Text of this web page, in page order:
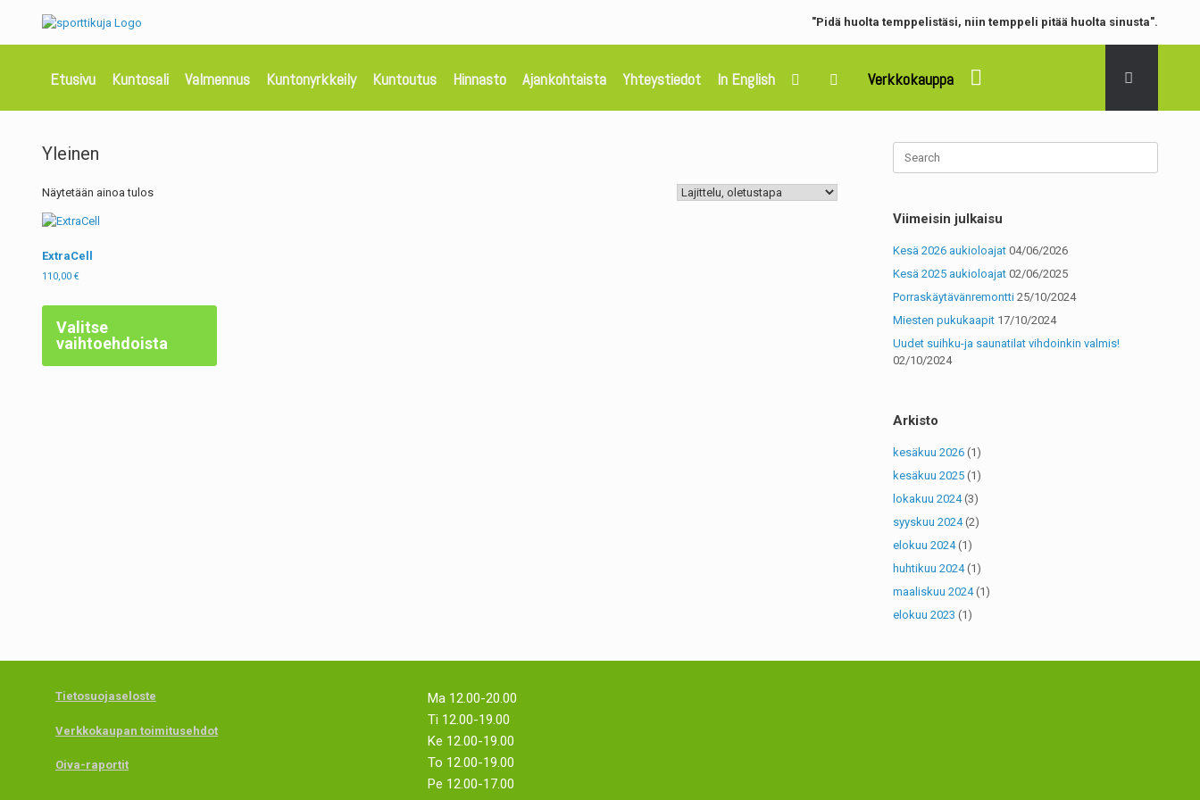
"Pidä huolta temppelistäsi, niin temppeli pitää huolta sinusta".
Etusivu Kuntosali Valmennus Kuntonyrkkeily Kuntoutus Hinnasto Ajankohtaista Yhteystiedot In English Verkkokauppa
Yleinen
Näytetään ainoa tulos
ExtraCell
110,00 €
Valitse
vaihtoehdoista
Viimeisin julkaisu
Kesä 2026 aukioloajat 04/06/2026
Kesä 2025 aukioloajat 02/06/2025
Porraskäytävänremontti 25/10/2024
Miesten pukukaapit 17/10/2024
Uudet suihku-ja saunatilat vihdoinkin valmis!
02/10/2024
Arkisto
kesäkuu 2026(1)
kesäkuu 2025(1)
lokakuu 2024(3)
syyskuu 2024(2)
elokuu 2024(1)
huhtikuu 2024(1)
maaliskuu 2024(1)
elokuu 2023 (1)
Tietosuojaseloste
Verkkokaupan toimitusehdot
Oiva-raportit
Ma 12.00-20.00
Ti 12.00-19.00
Ke 12.00-19.00
To 12.00-19.00
Pe 12.00-17.00